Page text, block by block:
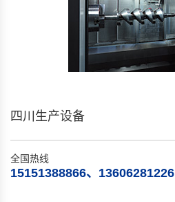
四川生产设备
全国热线
15151388866、13606281226